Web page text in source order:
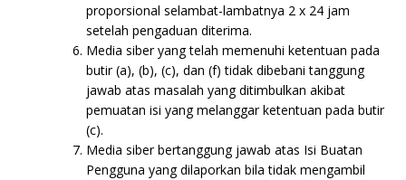
proporsional selambat-lambatnya 2 x 24 jam
setelah pengaduan diterima.
Media siber yang telah memenuhi ketentuan pada
butir (a), (b), (c), dan (f) tidak dibebani tanggung
jawab atas masalah yang ditimbulkan akibat
pemuatan isi yang melanggar ketentuan pada butir
(c).
Media siber bertanggung jawab atas Isi Buatan
Pengguna yang dilaporkan bila tidak mengambil